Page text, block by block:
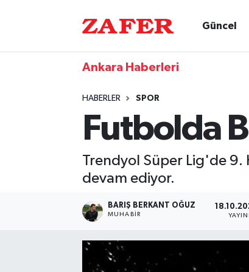
Güncel
Ankara Haberleri
HABERLER SPOR
Futbolda
Trendyol Süper Lig'de 9.
devam ediyor.
BARIŞ BERKANT OĞUZ
MUHABIR